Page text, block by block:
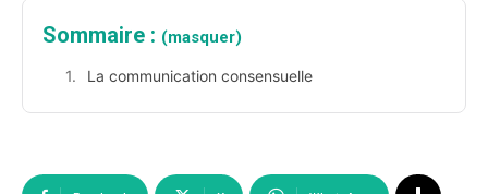
Sommaire : (masquer)
La communication consensuelle